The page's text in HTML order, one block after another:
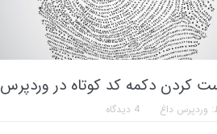
کردن دکمه کد کوتاه در وردپرس
وردپرس داغ 4 دیدگاه